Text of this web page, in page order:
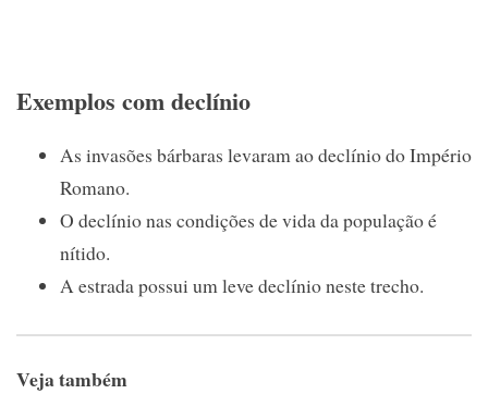
Exemplos com declínio
As invasões bárbaras levaram ao declínio do Império
Romano.
O declínio nas condições de vida da população é
nítido.
A estrada possui um leve declínio neste trecho.
Veja também